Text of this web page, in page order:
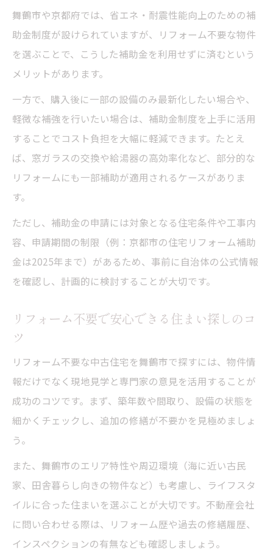
舞鶴市や京都府では、省エネ・耐震性能向上のための補
助金制度が設けられていますが、リフォーム不要な物件
を選ぶことで、こうした補助金を利用せずに済むという
メリットがあります。
一方で、購入後に一部の設備のみ最新化したい場合や、
軽微な補強を行いたい場合は、補助金制度を上手に活用
することでコスト負担を大幅に軽減できます。たとえ
ば、窓ガラスの交換や給湯器の高効率化など、部分的な
リフォームにも一部補助が適用されるケースがありま
す。
ただし、補助金の申請には対象となる住宅条件や工事内
容、申請期間の制限（例：京都市の住宅リフォーム補助
金は2025年まで）があるため、事前に自治体の公式情報
を確認し、計画的に検討することが大切です。
リフォーム不要で安心できる住まい探しのコ
ツ
リフォーム不要な中古住宅を舞鶴市で探すには、物件情
報だけでなく現地見学と専門家の意見を活用することが
成功のコツです。まず、築年数や間取り、設備の状態を
細かくチェックし、追加の修繕が不要かを見極めましょ
う。
また、舞鶴市のエリア特性や周辺環境（海に近い古民
家、田舎暮らし向きの物件など）も考慮し、ライフスタ
イルに合った住まいを選ぶことが大切です。不動産会社
に問い合わせる際は、リフォーム歴や過去の修繕履歴、
インスペクションの有無なども確認しましょう。